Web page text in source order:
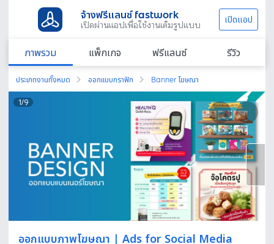
จ้างฟรีแลนซ์ fastwork
เปิดผ่านแอปเพื่อใช้งานเต็มรูปแบบ เปิดแอป
ภาพรวม แพ็กเกจ ฟรีแลนซ์ รีวิว
ประเภทงานทั้งหมด ออกแบบกราฟิก Banner โฆษณา
1/9
ออกแบบภาพโฆษณา | Ads for Social Media